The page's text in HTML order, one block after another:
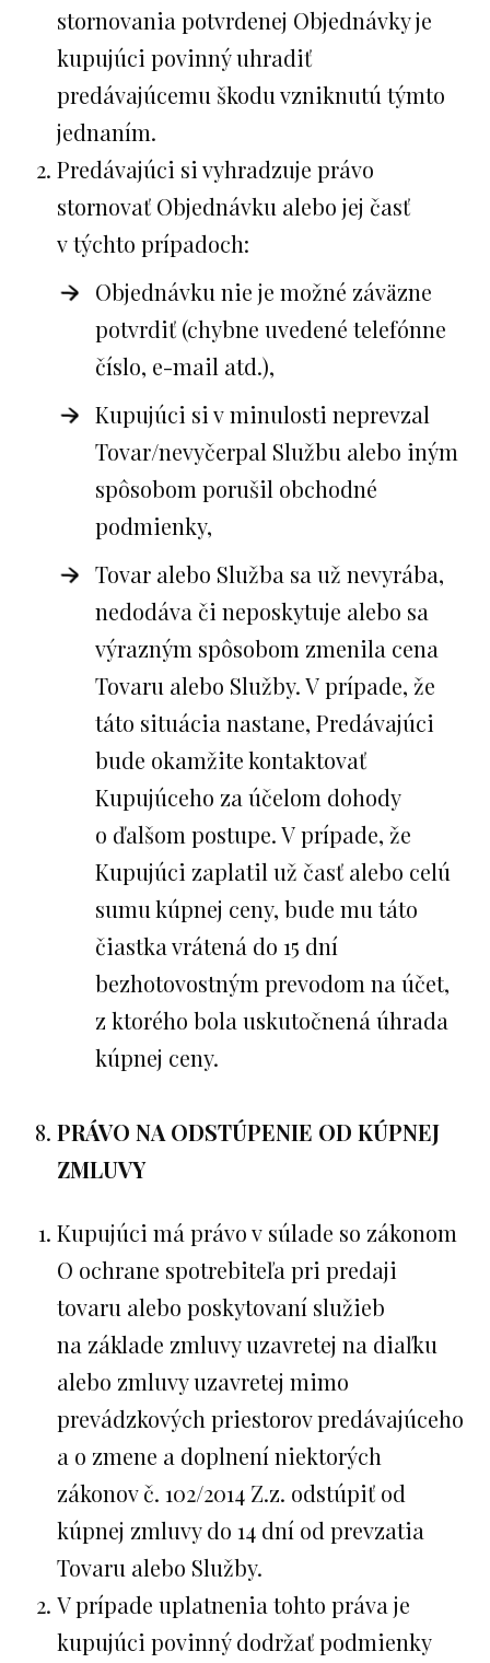
stornovania potvrdenej Objednávky je
kupujúci povinný uhradiť
predávajúcemu škodu vzniknutú týmto
jednaním.
Predávajúci si vyhradzuje právo
stornovať Objednávku alebo jej časť
v týchto prípadoch:
Objednávku nie je možné záväzne
potvrdiť (chybne uvedené telefónne
číslo, e-mail atd.),
Kupujúci si v minulosti neprevzal
Tovar/nevyčerpal Službu alebo iným
spôsobom porušil obchodné
podmienky,
Tovar alebo Služba sa už nevyrába,
nedodáva či neposkytuje alebo sa
výrazným spôsobom zmenila cena
Tovaru alebo Služby. V prípade, že
táto situácia nastane, Predávajúci
bude okamžite kontaktovať
Kupujúceho za účelom dohody
o ďalšom postupe. V prípade, že
Kupujúci zaplatil už časť alebo celú
sumu kúpnej ceny, bude mu táto
čiastka vrátená do 15 dní
bezhotovostným prevodom na účet,
z ktorého bola uskutočnená úhrada
kúpnej ceny.
PRÁVO NA ODSTÚPENIE OD KÚPNEJ
ZMLUVY
Kupujúci má právo v súlade so zákonom
O ochrane spotrebiteľa pri predaji
tovaru alebo poskytovaní služieb
na základe zmluvy uzavretej na diaľku
alebo zmluvy uzavretej mimo
prevádzkových priestorov predávajúceho
a o zmene a doplnení niektorých
zákonov č. 102/2014 Z.z. odstúpiť od
kúpnej zmluvy do 14 dní od prevzatia
Tovaru alebo Služby.
V prípade uplatnenia tohto práva je
kupujúci povinný dodržať podmienky